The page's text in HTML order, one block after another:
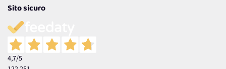
Sito sicuro
4,7/5